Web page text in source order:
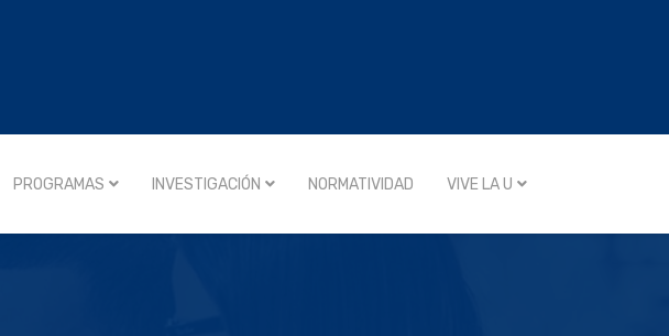
PROGRAMAS INVESTIGACIÓN NORMATIVIDAD VIVE LA U